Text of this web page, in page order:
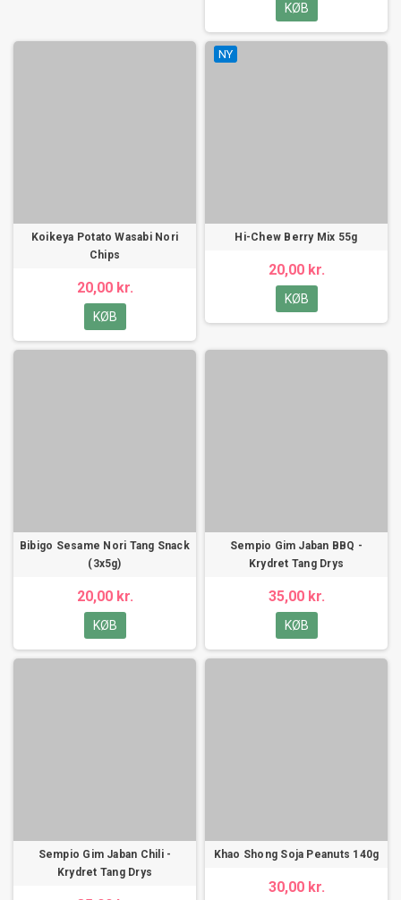
KØB
Koikeya Potato Wasabi Nori
Chips
20,00 kr.
KØB
NY
Hi-Chew Berry Mix 55g
20,00 kr.
KØB
Bibigo Sesame Nori Tang Snack
(3x5g)
20,00 kr.
KØB
Sempio Gim Jaban BBQ -
Krydret Tang Drys
35,00 kr.
KØB
Sempio Gim Jaban Chili -
Krydret Tang Drys
Khao Shong Soja Peanuts 140g
30,00 kr.